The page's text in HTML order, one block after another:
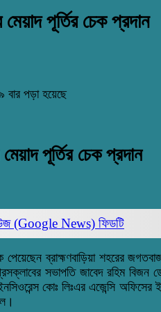
পূর্তির চেক প্রদান
বার পড়া হয়েছে
পূর্তির চেক প্রদান
(Google News) ফিডটি
ব্রাহ্মণবাড়িয়া শহরের
সভাপতি জাবেদ রহিম
কোঃ লিঃএর এজেন্সি অফিসের